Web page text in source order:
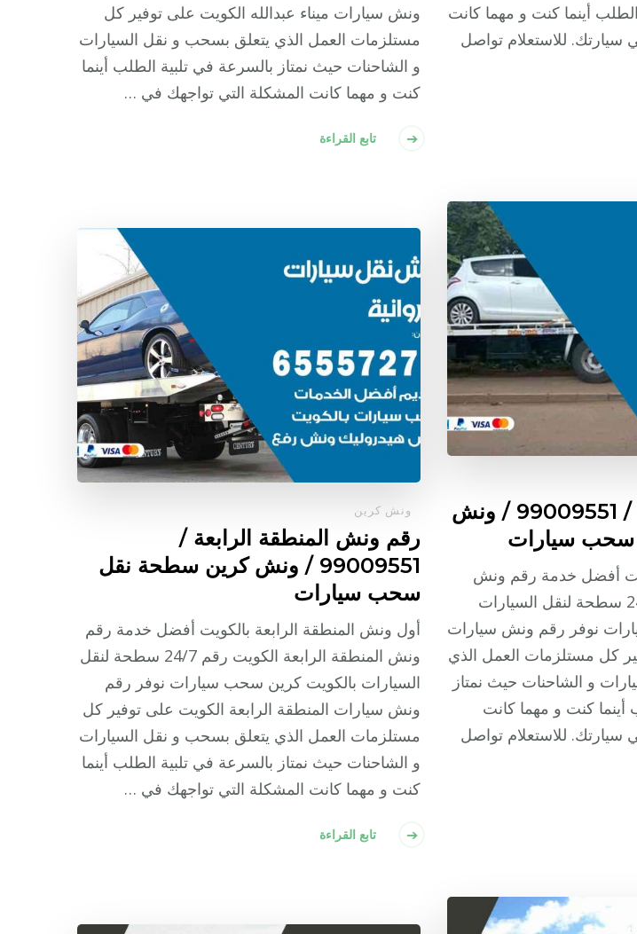
أينما كنت و مهما كانت
سيارتك. للاستعلام تواصل
ونش سيارات ميناء عبدالله الكويت على توفير كل
مستلزمات العمل الذي يتعلق بسحب و نقل السيارات
و الشاحنات حيث نمتاز بالسرعة في تلبية الطلب أينما
كنت و مهما كانت المشكلة التي تواجهك في …
تابع القراءة
رقم ونش اشبيلية / 99009551‬ / ونش
سيارات
أفضل خدمة رقم ونش
اشبيلية الكويت رقم 24/7 سطحة لنقل السيارات
نوفر رقم ونش سيارات
كل مستلزمات العمل الذي
و الشاحنات حيث نمتاز
أينما كنت و مهما كانت
سيارتك. للاستعلام تواصل
ونش كرين
رقم ونش المنطقة الرابعة /
99009551‬ / ونش كرين سطحة نقل
سحب سيارات
أول ونش المنطقة الرابعة بالكويت أفضل خدمة رقم
ونش المنطقة الرابعة الكويت رقم 24/7 سطحة لنقل
السيارات بالكويت كرين سحب سيارات نوفر رقم
ونش سيارات المنطقة الرابعة الكويت على توفير كل
مستلزمات العمل الذي يتعلق بسحب و نقل السيارات
و الشاحنات حيث نمتاز بالسرعة في تلبية الطلب أينما
كنت و مهما كانت المشكلة التي تواجهك في …
تابع القراءة